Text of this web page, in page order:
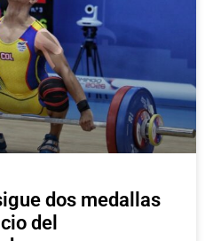
dos medallas
del